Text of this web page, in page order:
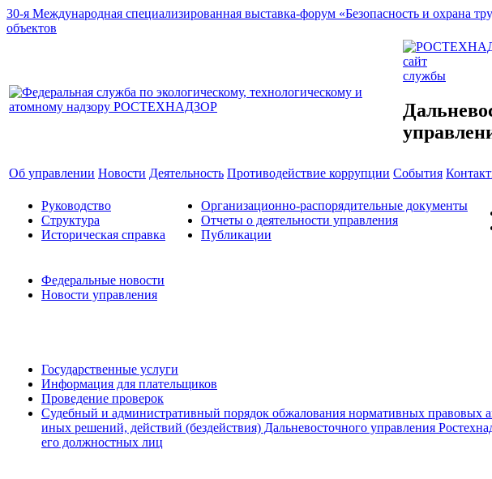
30-я Международная специализированная выставка-форум «Безопасность и охрана
объектов
сайт
службы
Об управлении Новости Деятельность Противодействие коррупции События
Руководство
Структура
Историческая справка
Организационно-распорядительные документы
Отчеты о деятельности управления
Публикации
Федеральные новости
Новости управления
Государственные услуги
Информация для плательщиков
Проведение проверок
Судебный и административный порядок обжалования нормативных правовых
иных решений, действий (бездействия) Дальневосточного управления
его должностных лиц